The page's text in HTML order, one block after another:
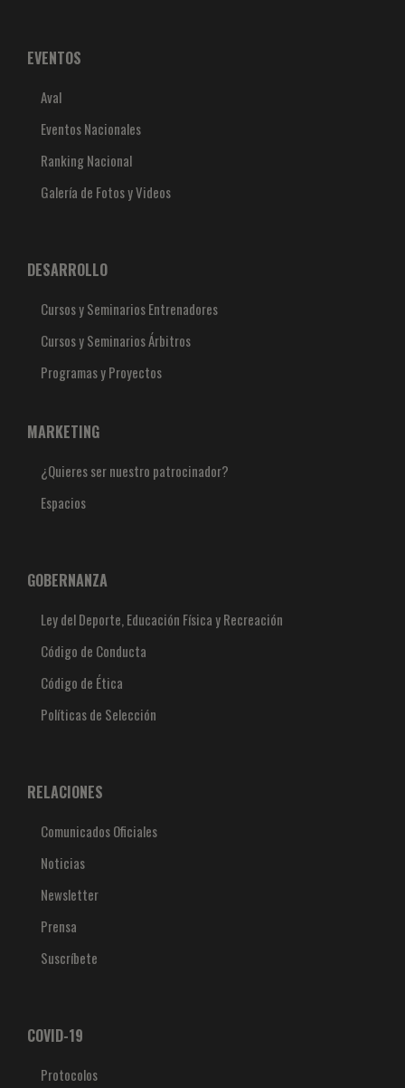
EVENTOS
Aval
Eventos Nacionales
Ranking Nacional
Galería de Fotos y Videos
DESARROLLO
Cursos y Seminarios Entrenadores
Cursos y Seminarios Árbitros
Programas y Proyectos
MARKETING
¿Quieres ser nuestro patrocinador?
Espacios
GOBERNANZA
Ley del Deporte, Educación Física y Recreación
Código de Conducta
Código de Ética
Políticas de Selección
RELACIONES
Comunicados Oficiales
Noticias
Newsletter
Prensa
Suscríbete
COVID-19
Protocolos